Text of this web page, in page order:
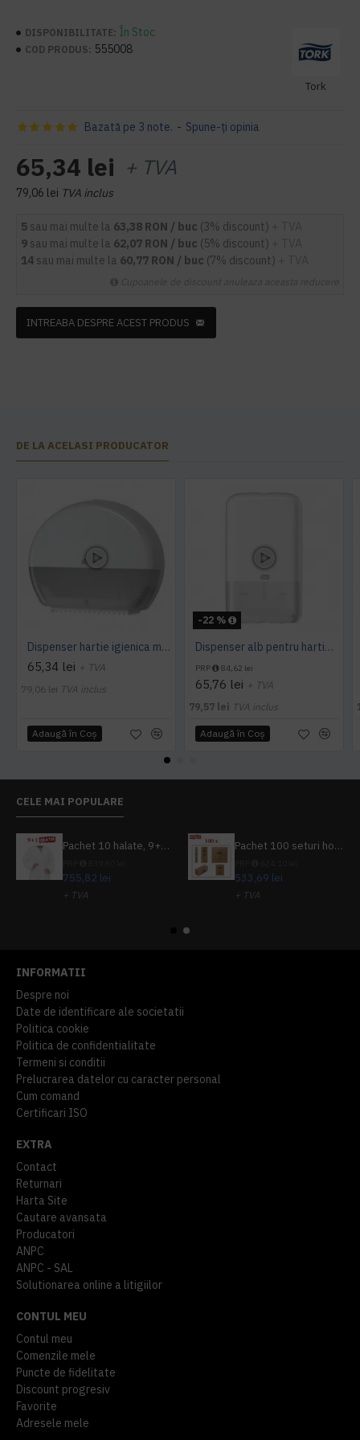
DISPONIBILITATE: În Stoc
COD PRODUS: 555008
Tork
Bazată pe 3 note. - Spune-ţi opinia
65,34 lei + TVA
79,06 lei TVA inclus
5 sau mai multe la 63,38 RON / buc (3% discount)
9 sau mai multe la 62,07 RON / buc (5% discount)
14 sau mai multe la 60,77 RON / buc (7% discount)
INTREABA DESPRE ACEST PRODUS
DE LA ACELASI PRODUCATOR
Dispenser hartie igienica mini Jumbo Tork alb
65,34 lei + TVA
79,06 lei TVA inclus
Adaugă în Coş
-22 %
Dispenser alb pentru hartie igienica pliata, bulk, Tork
PRP 84,62 lei
65,76 lei + TVA
79,57 lei TVA inclus
Adaugă în Coş
CELE MAI POPULARE
Pachet 10 halate, 9+1 gratuit
755,82 lei
+ TVA
Pachet 100 seturi hoteliere, set dentar, set barbierit, casca de dus, pila unghii, set cusut
533,69 lei
+ TVA
INFORMATII
Despre noi
Date de identificare ale societatii
Politica cookie
Politica de confidentialitate
Termeni si conditii
Prelucrarea datelor cu caracter personal
Cum comand
Certificari ISO
EXTRA
Contact
Returnari
Harta Site
Cautare avansata
Producatori
ANPC
ANPC - SAL
Solutionarea online a litigiilor
CONTUL MEU
Contul meu
Comenzile mele
Puncte de fidelitate
Discount progresiv
Favorite
Adresele mele